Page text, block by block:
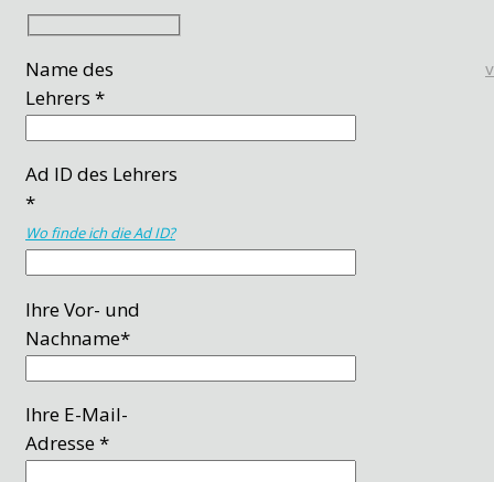
Name des
Lehrers *
Ad ID des Lehrers
*
Wo finde ich die Ad ID?
Ihre Vor- und
Nachname*
Ihre E-Mail-
Adresse *